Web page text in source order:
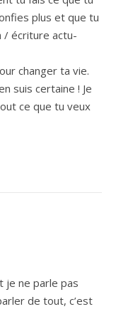
plus et que tu
/ écriture actu-
changer ta vie.
suis certaine ! Je
ce que tu veux
je ne parle pas
de tout, c’est